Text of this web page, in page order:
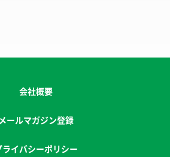
会社概要
メールマガジン登録
ライバシーポリシー